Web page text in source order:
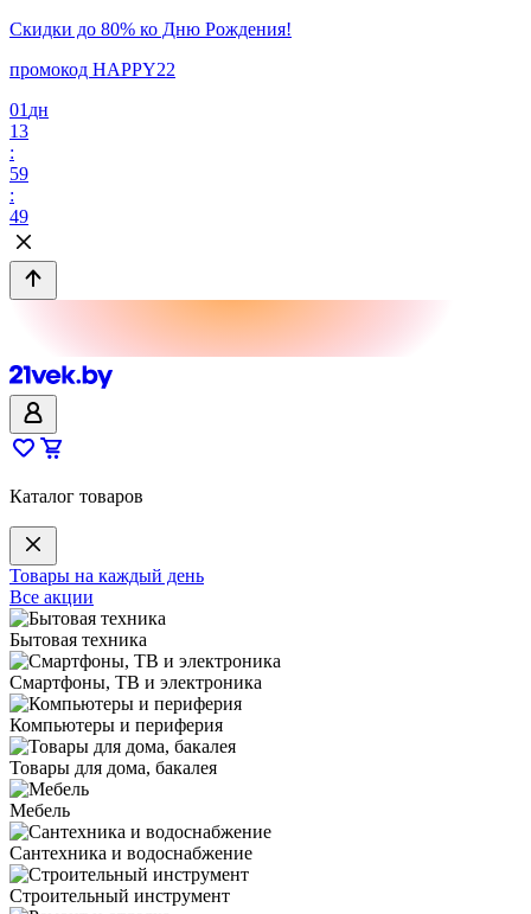
Скидки до 80% ко Дню Рождения!
промокод HAPPY22
01 дн
13
:
59
:
49
Каталог товаров
Товары на каждый день
Все акции
Бытовая техника
Смартфоны, ТВ и электроника
Компьютеры и периферия
Товары для дома, бакалея
Мебель
Сантехника и водоснабжение
Строительный инструмент